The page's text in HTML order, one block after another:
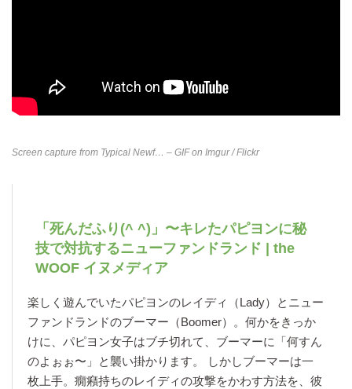
Screen capture from Typical Newf… – GIF on Imgur/ Flickr
「死んだふり(^ ^)」〜キレたパピヨンに秘
技で対抗するニューファンドランド | the
WOOF イヌメディア
楽しく遊んでいたパピヨンのレイディ（Lady）とニュー
ファンドランドのブーマー（Boomer）。何かをきっか
けに、パピヨン女子はブチ切れて、ブーマーに「何すん
のよぉぉ〜」と襲い掛かります。 しかしブーマーは一
枚上手。癇癪持ちのレイディの攻撃をかわす方法を、彼